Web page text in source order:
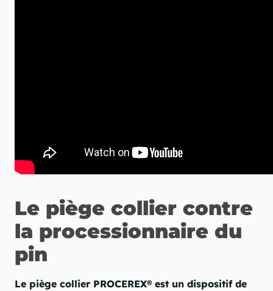
Le piège collier contre
la processionnaire du
pin
Le piège collier PROCEREX® est un dispositif de